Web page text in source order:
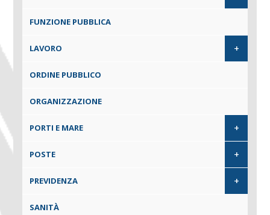
FUNZIONE PUBBLICA
LAVORO +
ORDINE PUBBLICO
ORGANIZZAZIONE
PORTI E MARE +
POSTE +
PREVIDENZA +
SANITÀ